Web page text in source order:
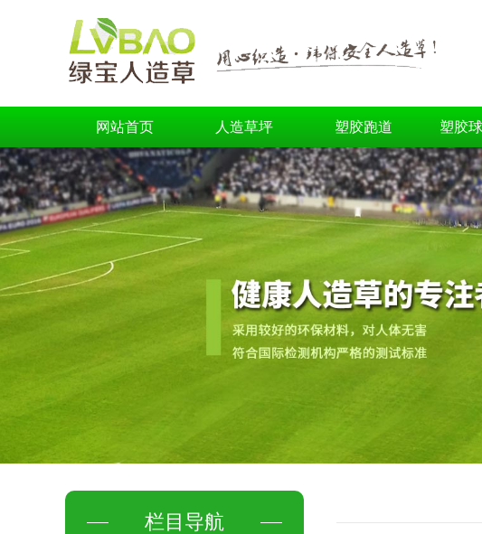
网站首页 人造草坪 塑胶跑道 塑胶
栏目导航